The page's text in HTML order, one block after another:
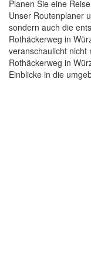
Planen Sie eine
Unser Routenplaner
sondern auch die
Rothäckerweg in
veranschaulicht nicht
Rothäckerweg in
Einblicke in die